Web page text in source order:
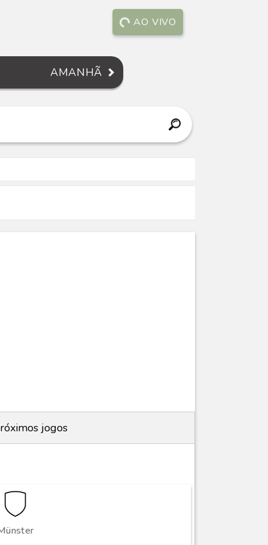
AO VIVO
AMANHÃ
jogos